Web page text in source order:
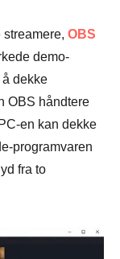
OBS
demo-
dekke
OBS håndtere
en kan dekke
programvaren
fra to